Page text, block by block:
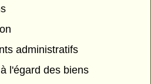
administratifs
l'égard des biens